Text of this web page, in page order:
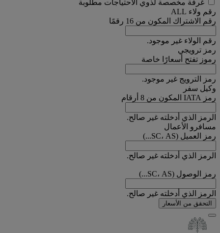
غرفة مخصصة لذوي الاحتياجات مطلوبة
رقم ولاء ALL
رقم الاشتراك المكون من 16 رقمًا
رقم الولاء غير موجود.
رمز ترويجي
رموز تفتح أسعارًا خاصة
رمز الترويج غير موجود.
وكيل سفر
رمز IATA المكون من 8 أرقام
الرمز الذي أدخلته غير صالح.
مسافرو الأعمال
رمز العميل (SC، AS...)
الرمز الذي أدخلته غير صالح.
رمز الوصول (SC، AS...)
الرمز الذي أدخلته غير صالح.
التحقق من الأسعار